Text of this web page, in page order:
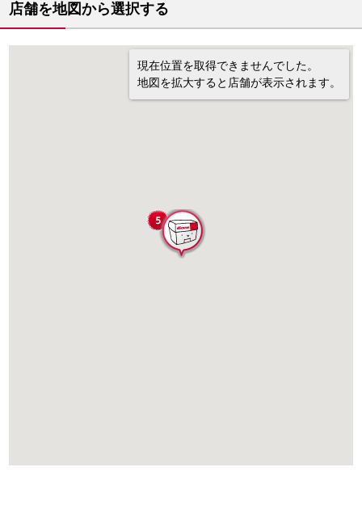
店舗を地図から選択する
現在位置を取得できませんでした。
地図を拡大すると店舗が表示されます。